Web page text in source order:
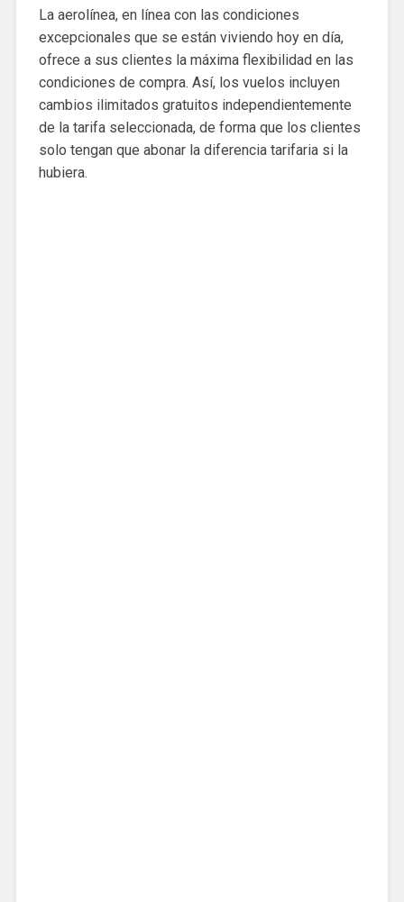
La aerolínea, en línea con las condiciones
excepcionales que se están viviendo hoy en día,
ofrece a sus clientes la máxima flexibilidad en las
condiciones de compra. Así, los vuelos incluyen
cambios ilimitados gratuitos independientemente
de la tarifa seleccionada, de forma que los clientes
solo tengan que abonar la diferencia tarifaria si la
hubiera.